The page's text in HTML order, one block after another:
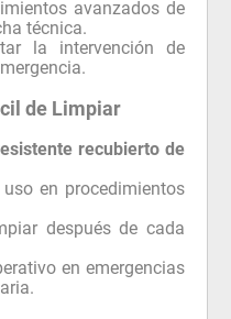
avanzados de
técnica.
la intervención de
de Limpiar
recubierto de
en procedimientos
después de cada
en emergencias